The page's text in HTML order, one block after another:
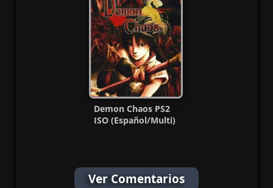
Demon Chaos PS2
ISO (Español/Multi)
Ver Comentarios